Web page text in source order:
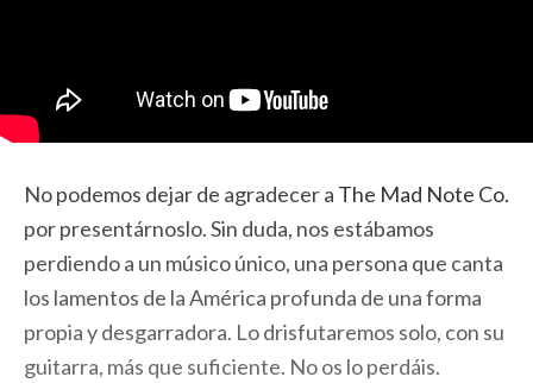
No podemos dejar de agradecer a The Mad Note Co.
por presentárnoslo. Sin duda, nos estábamos
perdiendo a un músico único, una persona que canta
los lamentos de la América profunda de una forma
propia y desgarradora. Lo drisfutaremos solo, con su
guitarra, más que suficiente. No os lo perdáis.